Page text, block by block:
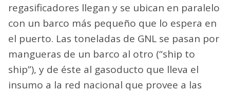
regasificadores llegan y se ubican en paralelo
con un barco más pequeño que lo espera en
el puerto. Las toneladas de GNL se pasan por
mangueras de un barco al otro (“ship to
ship”), y de éste al gasoducto que lleva el
insumo a la red nacional que provee a las